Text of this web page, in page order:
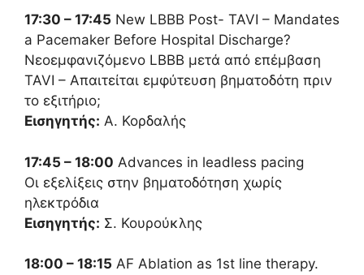
17:30 – 17:45 New LBBB Post- TAVI – Mandates
a Pacemaker Before Hospital Discharge?
Νεοεμφανιζόμενο LBBB μετά από επέμβαση
TAVI – Απαιτείται εμφύτευση βηματοδότη πριν
το εξιτήριο;
Εισηγητής: Α. Κορδαλής
17:45 – 18:00 Advances in leadless pacing
Οι εξελίξεις στην βηματοδότηση χωρίς
ηλεκτρόδια
Εισηγητής: Σ. Κουρούκλης
18:00 – 18:15 AF Ablation as 1st line therapy.